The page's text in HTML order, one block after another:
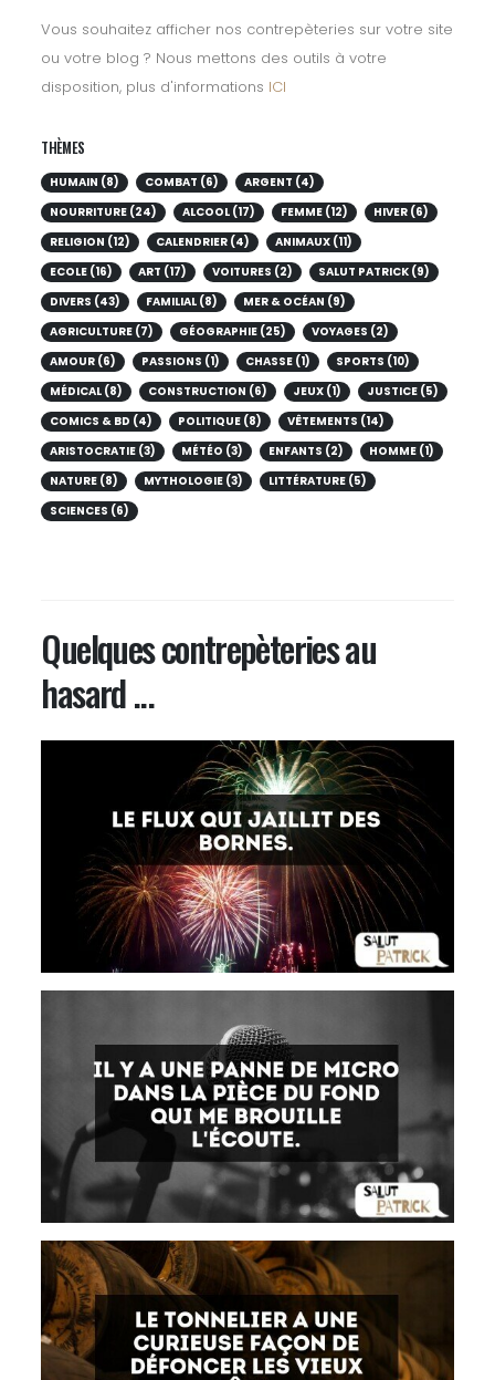
Vous souhaitez afficher nos contrepèteries sur votre site
ou votre blog ? Nous mettons des outils à votre
disposition, plus d'informations ICI
THÈMES
HUMAIN (8) COMBAT (6)
ARGENT (4)
NOURRITURE (24)
ALCOOL (17) FEMME (12)
HIVER (6)
RELIGION (12)
CALENDRIER (4)
ANIMAUX (11)
ECOLE (16)
ART (17) VOITURES (2)
SALUT PATRICK (9)
DIVERS (43)
FAMILIAL (8)
MER & OCÉAN (9)
AGRICULTURE (7)
GÉOGRAPHIE (25)
VOYAGES (2)
AMOUR (6)
PASSIONS (1) CHASSE (1)
SPORTS (10)
MÉDICAL (8)
CONSTRUCTION (6) JEUX (1)
JUSTICE (5)
COMICS & BD (4)
POLITIQUE (8)
VÊTEMENTS (14)
ARISTOCRATIE (3)
MÉTÉO (3) ENFANTS (2)
HOMME (1)
NATURE (8)
MYTHOLOGIE (3)
LITTÉRATURE (5)
SCIENCES (6)
Quelques contrepèteries au
hasard ...